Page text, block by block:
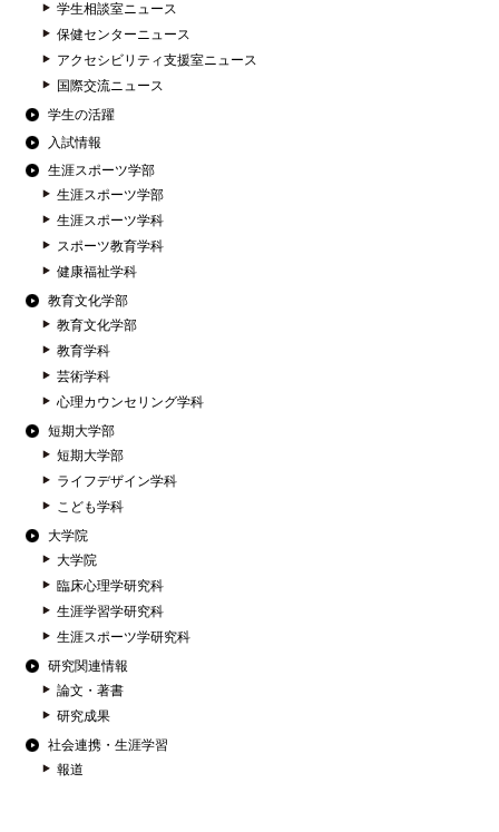
学生相談室ニュース
保健センターニュース
アクセシビリティ支援室ニュース
国際交流ニュース
学生の活躍
入試情報
生涯スポーツ学部
生涯スポーツ学部
生涯スポーツ学科
スポーツ教育学科
健康福祉学科
教育文化学部
教育文化学部
教育学科
芸術学科
心理カウンセリング学科
短期大学部
短期大学部
ライフデザイン学科
こども学科
大学院
大学院
臨床心理学研究科
生涯学習学研究科
生涯スポーツ学研究科
研究関連情報
論文・著書
研究成果
社会連携・生涯学習
報道